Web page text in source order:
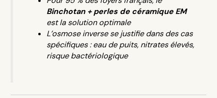
Binchotan + perles de céramique EM
est la solution optimale
L’osmose inverse se justifie dans des cas
spécifiques : eau de puits, nitrates élevés,
risque bactériologique